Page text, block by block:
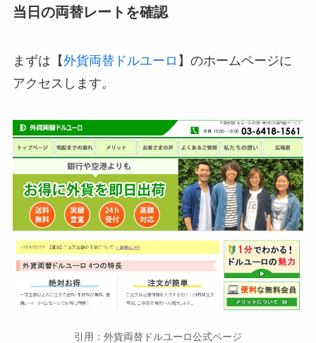
当日の両替レートを確認
まずは【外貨両替ドルユーロ 】のホームページに
アクセスします。
引用：外貨両替ドルユーロ公式ページ